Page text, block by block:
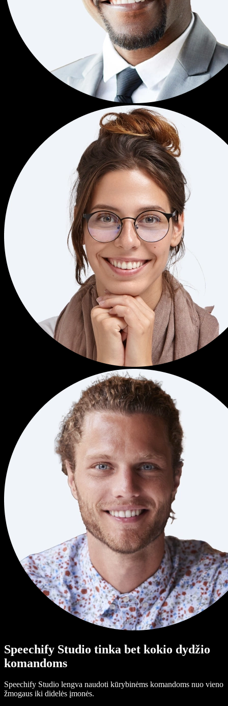
Speechify Studio tinka bet kokio dydžio
komandoms
Speechify Studio lengva naudoti kūrybinėms komandoms nuo vieno
žmogaus iki didelės įmonės.